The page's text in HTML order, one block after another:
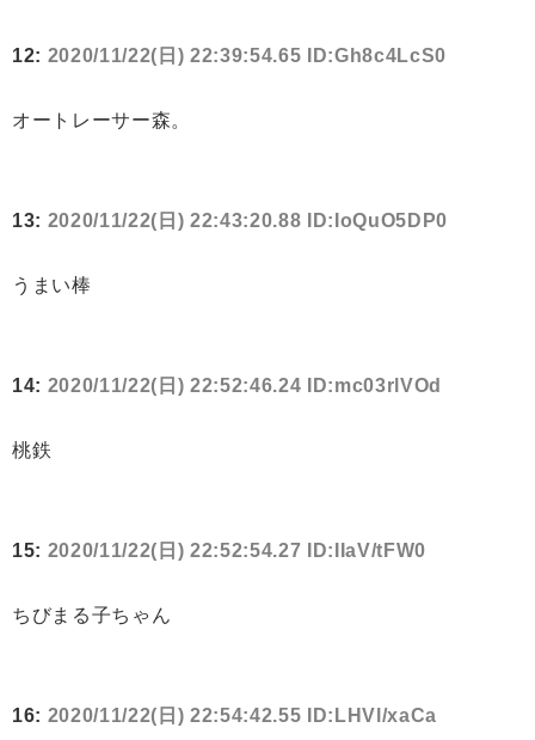
12: 2020/11/22(日) 22:39:54.65 ID:Gh8c4LcS0
オートレーサー森。
13: 2020/11/22(日) 22:43:20.88 ID:IoQuO5DP0
うまい棒
14: 2020/11/22(日) 22:52:46.24 ID:mc03rlVOd
桃鉄
15: 2020/11/22(日) 22:52:54.27 ID:IIaV/tFW0
ちびまる子ちゃん
16: 2020/11/22(日) 22:54:42.55 ID:LHVl/xaCa